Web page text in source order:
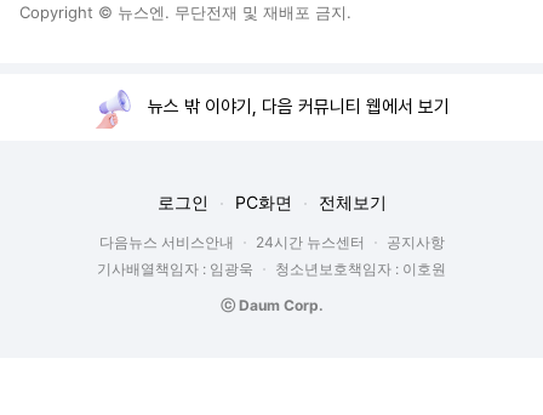
Copyright © 뉴스엔. 무단전재 및 재배포 금지.
뉴스 밖 이야기, 다음 커뮤니티 웹에서 보기
로그인 PC화면 전체보기
다음뉴스 서비스안내 24시간 뉴스센터
공지사항
기사배열책임자 : 임광욱
청소년보호책임자 : 이호원
ⓒ Daum Corp.